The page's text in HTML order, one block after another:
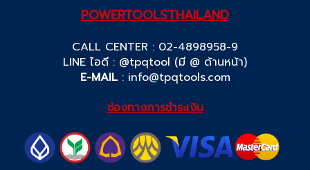
POWERTOOLSTHAILAND
CALL CENTER : 02-4898958-9
LINE ไอดี : @tpqtool (มี @ ด้านหน้า)
E-MAIL: info@tpqtools.com
ช่องทางการชำระเงิน